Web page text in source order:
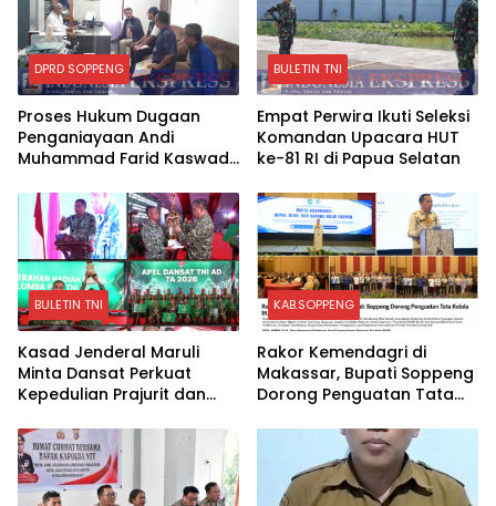
DPRD SOPPENG
Proses Hukum Dugaan
Penganiayaan Andi
Muhammad Farid Kaswadi
Soppeng Fraksi Golkar
Tetap Berlanjut
BULETIN TNI
Empat Perwira Ikuti Seleksi
Komandan Upacara HUT
ke-81 RI di Papua Selatan
BULETIN TNI
Kasad Jenderal Maruli
Minta Dansat Perkuat
Kepedulian Prajurit dan
Pemerintah
KAB.SOPPENG
Rakor Kemendagri di
Makassar, Bupati Soppeng
Dorong Penguatan Tata